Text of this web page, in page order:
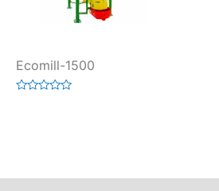
Ecomill-1500